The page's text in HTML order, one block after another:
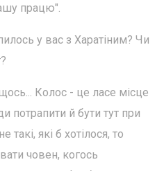
працю".
у вас з Харатіним? Чи
Колос - це ласе місце
потрапити й бути тут при
такі, які б хотілося, то
човен, когось